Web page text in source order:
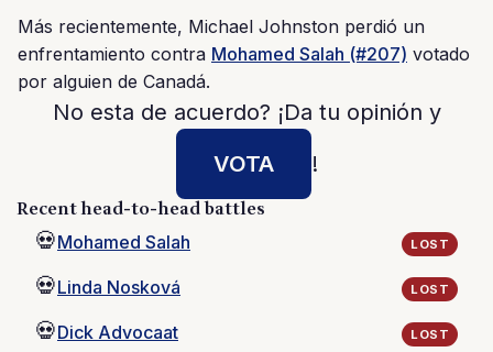
Más recientemente, Michael Johnston perdió un
enfrentamiento contra Mohamed Salah (#207) votado
por alguien de Canadá.
No esta de acuerdo? ¡Da tu opinión y
VOTA
!
Recent head-to-head battles
💀Mohamed Salah LOST
💀Linda Nosková LOST
💀Dick Advocaat LOST